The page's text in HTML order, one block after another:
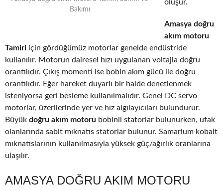
Bakımı
oluşur.
Amasya doğru
akım motoru
Tamiri için gördüğümüz motorlar genelde endüstride
kullanılır. Motorun dairesel hızı uygulanan voltajla doğru
orantılıdır. Çıkış momenti ise bobin akım gücü ile doğru
orantılıdır. Eğer hareket duyarlı bir halde denetlenmek
isteniyorsa geri besleme kullanılmalıdır. Genel DC servo
motorlar, üzerilerinde yer ve hız algılayıcıları bulundurur.
Büyük doğru akım motoru bobinli statorlar bulunurken, ufak
olanlarında sabit mıknatıs statorlar bulunur. Samarium kobalt
mıknatıslarının kullanılmasıyla yüksek güç/ağırlık oranlarına
ulaşılır.
AMASYA DOĞRU AKIM MOTORU